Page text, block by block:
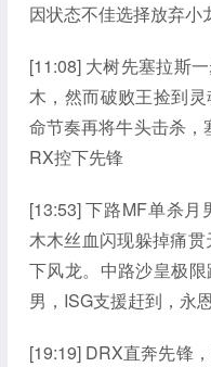
因状态不佳选择放弃小
[11:08] 大树先塞拉斯
木，然而破败王捡到
命节奏再将牛头击杀
RX控下先锋
[13:53] 下路MF单杀
木木丝血闪现躲掉痛
下风龙。中路沙皇极
男，ISG支援赶到，永
[19:19] DRX直奔先锋